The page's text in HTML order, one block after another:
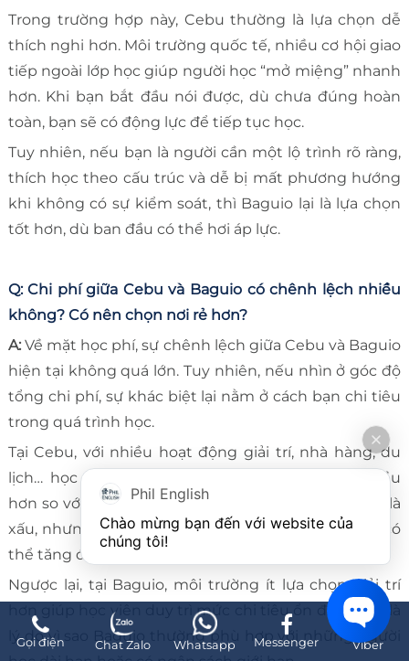
Trong trường hợp này, Cebu thường là lựa chọn dễ
thích nghi hơn. Môi trường quốc tế, nhiều cơ hội giao
tiếp ngoài lớp học giúp người học “mở miệng” nhanh
hơn. Khi bạn bắt đầu nói được, dù chưa đúng hoàn
toàn, bạn sẽ có động lực để tiếp tục học.
Tuy nhiên, nếu bạn là người cần một lộ trình rõ ràng,
thích học theo cấu trúc và dễ bị mất phương hướng
khi không có sự kiểm soát, thì Baguio lại là lựa chọn
tốt hơn, dù ban đầu có thể hơi áp lực.
Q: Chi phí giữa Cebu và Baguio có chênh lệch nhiều
không? Có nên chọn nơi rẻ hơn?
A:Về mặt học phí, sự chênh lệch giữa Cebu và Baguio
hiện tại không quá lớn. Tuy nhiên, nếu nhìn ở góc độ
tổng chi phí, sự khác biệt lại nằm ở cách bạn chi tiêu
trong quá trình học.
Tại Cebu, với nhiều hoạt động giải trí, nhà hàng, du
lịch… học viên thường có xu hướng chi tiêu nhiều
hơn so với kế hoạch ban đầu. Điều này không phải là
xấu, nhưng nếu không kiểm soát tốt, tổng chi phí có
thể tăng đáng kể.
Ngược lại, tại Baguio, môi trường ít lựa chọn giải trí
hơn giúp học viên duy trì mức chi tiêu ổn định. Đây là
lý do vì sao Baguio thường phù hợp với những người
Gọi điện Chat Zalo Whatsapp Messenger Viber
Phil English
Chào mừng bạn đến với website của
chúng tôi!